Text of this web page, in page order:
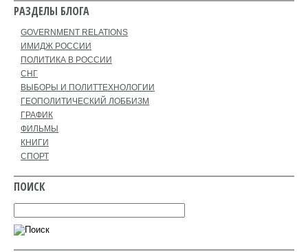
РАЗДЕЛЫ БЛОГА
GOVERNMENT RELATIONS
ИМИДЖ РОССИИ
ПОЛИТИКА В РОССИИ
СНГ
ВЫБОРЫ И ПОЛИТТЕХНОЛОГИИ
ГЕОПОЛИТИЧЕСКИЙ ЛОББИЗМ
ГРАФИК
ФИЛЬМЫ
КНИГИ
СПОРТ
ПОИСК